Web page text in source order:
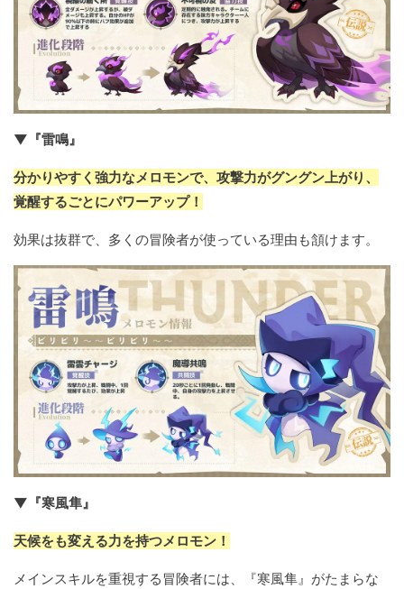
▼『雷鳴』
分かりやすく強力なメロモンで、攻撃力がグングン上がり、
覚醒するごとにパワーアップ！
効果は抜群で、多くの冒険者が使っている理由も頷けます。
▼『寒風隼』
天候をも変える力を持つメロモン！
メインスキルを重視する冒険者には、『寒風隼』がたまらな